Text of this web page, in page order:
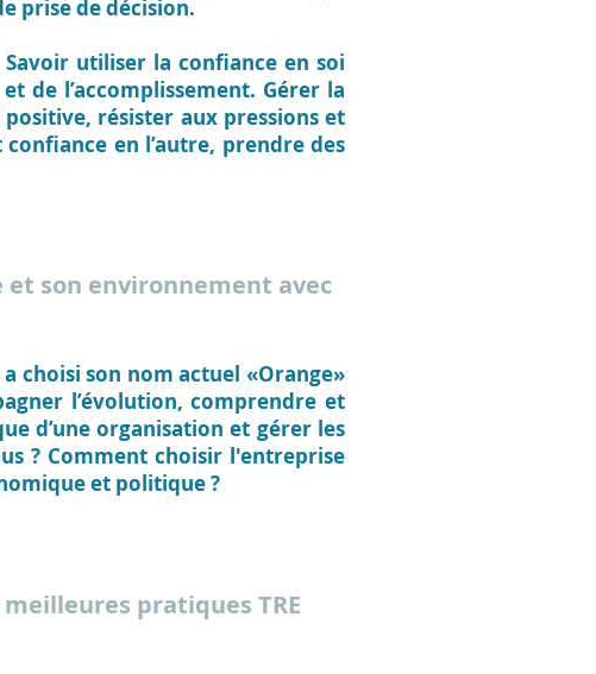
prise de décision.
utiliser la confiance en soi
de l’accomplissement. Gérer la
résister aux pressions et
en l’autre, prendre des
son environnement avec
a choisi son nom actuel «Orange»
l’évolution, comprendre et
d’une organisation et gérer les
? Comment choisir l'entreprise
et politique ?
pratiques TRE